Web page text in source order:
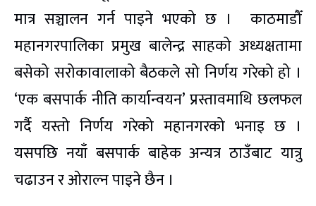
मात्र सञ्चालन गर्न पाइने भएको छ । काठमाडौँ
महानगरपालिका प्रमुख बालेन्द्र साहको अध्यक्षतामा
बसेको सरोकावालाको बैठकले सो निर्णय गरेको हो ।
‘एक बसपार्क नीति कार्यान्वयन’ प्रस्तावमाथि छलफल
गर्दै यस्तो निर्णय गरेको महानगरको भनाइ छ ।
यसपछि नयाँ बसपार्क बाहेक अन्यत्र ठाउँबाट यात्रु
चढाउन र ओराल्न पाइने छैन ।